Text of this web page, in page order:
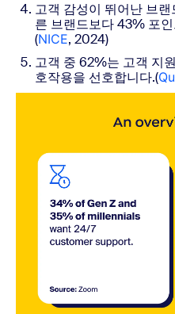
고객 감성이 뛰어난 브
른 브랜드보다 43% 포
(NICE, 2024)
고객 중 62%는 고객 지
호작용을 선호합니다.(